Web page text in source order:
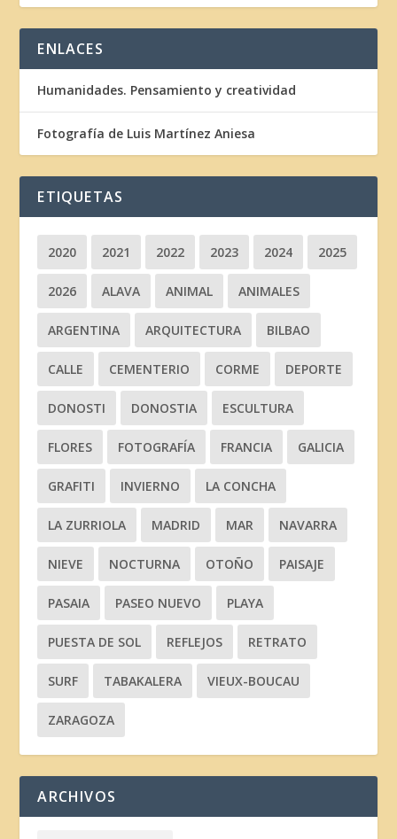
ENLACES
Humanidades. Pensamiento y creatividad
Fotografía de Luis Martínez Aniesa
ETIQUETAS
2020 2021 2022 2023 2024 2025
2026 ALAVA ANIMAL ANIMALES
ARGENTINA ARQUITECTURA BILBAO
CALLE CEMENTERIO CORME DEPORTE
DONOSTI DONOSTIA ESCULTURA
FLORES FOTOGRAFÍA FRANCIA GALICIA
GRAFITI INVIERNO LA CONCHA
LA ZURRIOLA MADRID MAR NAVARRA
NIEVE NOCTURNA OTOÑO PAISAJE
PASAIA PASEO NUEVO PLAYA
PUESTA DE SOL REFLEJOS RETRATO
SURF TABAKALERA VIEUX-BOUCAU
ZARAGOZA
ARCHIVOS